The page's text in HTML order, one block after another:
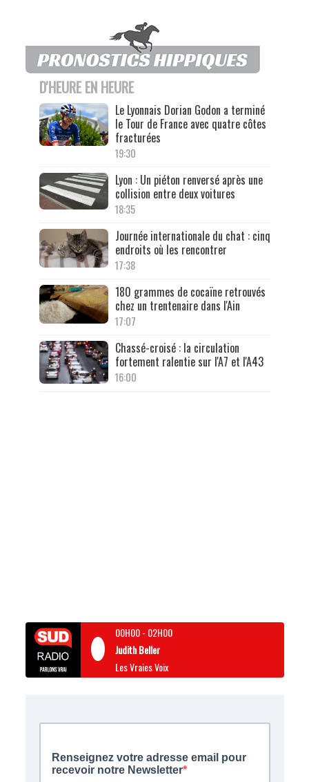
D'HEURE EN HEURE
Le Lyonnais Dorian Godon a terminé
le Tour de France avec quatre côtes
fracturées
19:30
Lyon : Un piéton renversé après une
collision entre deux voitures
18:35
Journée internationale du chat : cinq
endroits où les rencontrer
17:38
180 grammes de cocaïne retrouvés
chez un trentenaire dans l'Ain
17:07
Chassé-croisé : la circulation
fortement ralentie sur l'A7 et l'A43
16:00
00H00- 02H00
Judith Beller
Les Vraies Voix